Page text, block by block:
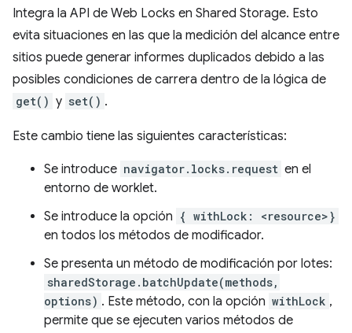
Integra la API de Web Locks en Shared Storage. Esto
evita situaciones en las que la medición del alcance entre
sitios puede generar informes duplicados debido a las
posibles condiciones de carrera dentro de la lógica de
get() y set() .
Este cambio tiene las siguientes características:
Se introduce navigator.locks.request en el
entorno de worklet.
Se introduce la opción { withLock: <resource>}
en todos los métodos de modificador.
Se presenta un método de modificación por lotes:
sharedStorage.batchUpdate(methods,
options) . Este método, con la opción withLock ,
permite que se ejecuten varios métodos de